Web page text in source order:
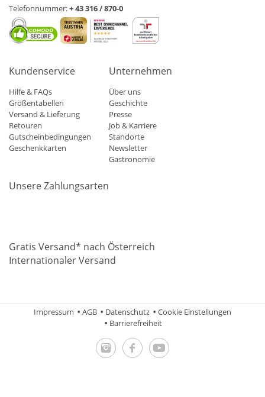
Telefonnummer:+ 43 316 / 870-0
Kundenservice
Hilfe & FAQs
Größentabellen
Versand & Lieferung
Retouren
Gutscheinbedingungen
Geschenkkarten
Unternehmen
Über uns
Geschichte
Presse
Job & Karriere
Standorte
Newsletter
Gastronomie
Unsere Zahlungsarten
Gratis Versand* nach Österreich
Internationaler Versand
Impressum AGB Datenschutz
Cookie Einstellungen
Barrierefreiheit